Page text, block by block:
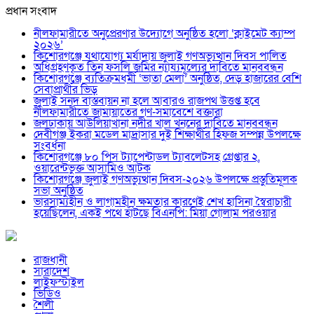
প্রধান সংবাদ
নীলফামারীতে অনুপ্রেরণার উদ্যোগে অনুষ্ঠিত হলো ‘ক্লাইমেট ক্যাম্প
২০২৬’
কিশোরগঞ্জে যথাযোগ্য মর্যাদায় জুলাই গণঅভ্যুত্থান দিবস পালিত
অধিগ্রহণকৃত তিন ফসলি জমির ন্যায্যমূল্যের দাবিতে মানববন্ধন
কিশোরগঞ্জে ব্যতিক্রমধর্মী ‘ভাতা মেলা’ অনুষ্ঠিত, দেড় হাজারের বেশি
সেবাপ্রার্থীর ভিড়
জুলাই সনদ বাস্তবায়ন না হলে আবারও রাজপথ উত্তপ্ত হবে
নীলফামারীতে জামায়াতের গণ-সমাবেশে বক্তারা
জলঢাকায় আউলিয়াখানা নদীর খাল খননের দাবিতে মানববন্ধন
দেবীগঞ্জ ইকরা মডেল মাদ্রাসার দুই শিক্ষার্থীর হিফজ সম্পন্ন উপলক্ষে
সংবর্ধনা
কিশোরগঞ্জে ৮০ পিস ট্যাপেন্টাডল ট্যাবলেটসহ গ্রেপ্তার ২,
ওয়ারেন্টভুক্ত আসামিও আটক
কিশোরগঞ্জে জুলাই গণঅভ্যুত্থান দিবস-২০২৬ উপলক্ষে প্রস্তুতিমূলক
সভা অনুষ্ঠিত
ভারসাম্যহীন ও লাগামহীন ক্ষমতার কারণেই শেখ হাসিনা স্বৈরাচারী
হয়েছিলেন, একই পথে হাঁটছে বিএনপি: মিয়া গোলাম পরওয়ার
রাজধানী
সারাদেশ
লাইফস্টাইল
ভিডিও
শৈলী